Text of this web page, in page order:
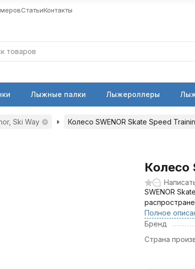
СтатьиКонтакты
Лыжные палки Лыжероллеры
Ski Way Колесо SWENOR Skate Speed
Колесо
SWENOR
Полное
Бренд
Страна